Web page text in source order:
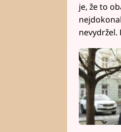
je, že to
nevydržel.